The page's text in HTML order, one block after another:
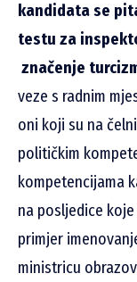
kandidata se
testu za
značenje
veze s radnim
oni koji su na
političkim
kompetencijama
na posljedice
primjer
ministricu